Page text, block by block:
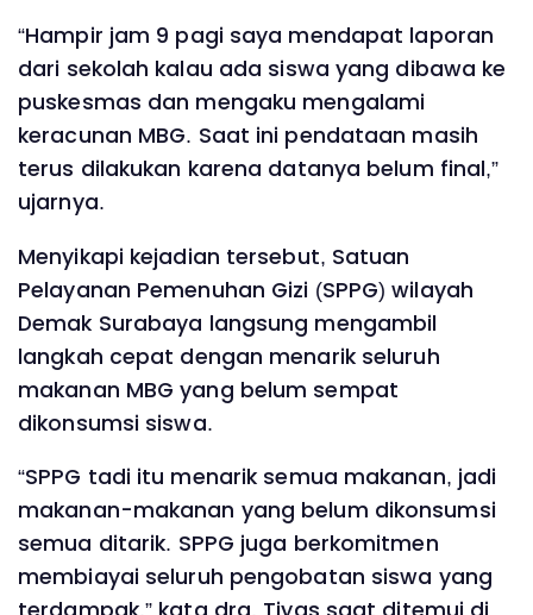
“Hampir jam 9 pagi saya mendapat laporan
dari sekolah kalau ada siswa yang dibawa ke
puskesmas dan mengaku mengalami
keracunan MBG. Saat ini pendataan masih
terus dilakukan karena datanya belum final,”
ujarnya.
Menyikapi kejadian tersebut, Satuan
Pelayanan Pemenuhan Gizi (SPPG) wilayah
Demak Surabaya langsung mengambil
langkah cepat dengan menarik seluruh
makanan MBG yang belum sempat
dikonsumsi siswa.
“SPPG tadi itu menarik semua makanan, jadi
makanan-makanan yang belum dikonsumsi
semua ditarik. SPPG juga berkomitmen
membiayai seluruh pengobatan siswa yang